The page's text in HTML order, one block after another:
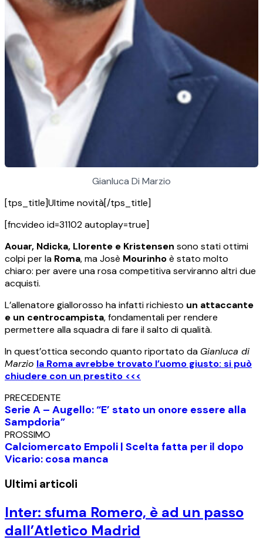
Gianluca Di Marzio
[tps_title]Ultime novità[/tps_title]
[fncvideo id=31102 autoplay=true]
Aouar, Ndicka, Llorente e Kristensen sono stati ottimi
colpi per la Roma, ma Josè Mourinhoè stato molto
chiaro: per avere una rosa competitiva serviranno altri due
acquisti.
L’allenatore giallorosso ha infatti richiesto un attaccante
e un centrocampista, fondamentali per rendere
permettere alla squadra di fare il salto di qualità.
In quest’ottica secondo quanto riportato da Gianluca di
Marzio la Roma avrebbe trovato l’uomo giusto: si può
chiudere con un prestito <<<
PRECEDENTE
Serie A – Augello: “E’ stato un onore essere alla
Sampdoria”
PROSSIMO
Calciomercato Empoli | Scelta fatta per il dopo
Vicario: cosa manca
Ultimi articoli
Inter: sfuma Romero, è ad un passo
dall’Atletico Madrid